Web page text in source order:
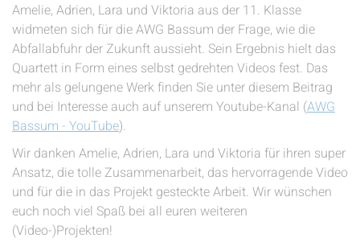
Amelie, Adrien, Lara und Viktoria aus der 11. Klasse
widmeten sich für die AWG Bassum der Frage, wie die
Abfallabfuhr der Zukunft aussieht. Sein Ergebnis hielt das
Quartett in Form eines selbst gedrehten Videos fest. Das
mehr als gelungene Werk finden Sie unter diesem Beitrag
und bei Interesse auch auf unserem Youtube-Kanal (AWG
Bassum - YouTube).
Wir danken Amelie, Adrien, Lara und Viktoria für ihren super
Ansatz, die tolle Zusammenarbeit, das hervorragende Video
und für die in das Projekt gesteckte Arbeit. Wir wünschen
euch noch viel Spaß bei all euren weiteren
(Video-)Projekten!